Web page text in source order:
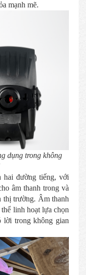
mạnh mẽ.
dụng trong không
hai đường tiếng, với
âm thanh trong và
thị trường. Âm thanh
linh hoạt lựa chọn
lời trong không gian